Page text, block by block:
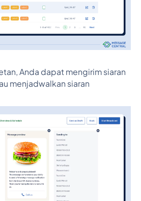
Anda dapat mengirim siaran
menjadwalkan siaran